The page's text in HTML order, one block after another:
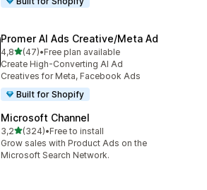
Promer AI Ads Creative/Meta Ad
4,8de 5 estrelas
(47)
47 total de avaliações
•Free plan available
Create High-Converting AI Ad
Creatives for Meta, Facebook Ads
Built for Shopify
Microsoft Channel
3,2de 5 estrelas
(324)
324 total de avaliações
•Free to install
Grow sales with Product Ads on the
Microsoft Search Network.